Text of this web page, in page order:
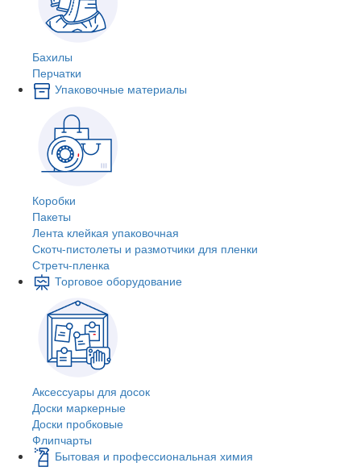
Бахилы
Перчатки
Упаковочные материалы
Коробки
Пакеты
Лента клейкая упаковочная
Скотч-пистолеты и размотчики для пленки
Стретч-пленка
Торговое оборудование
Аксессуары для досок
Доски маркерные
Доски пробковые
Флипчарты
Бытовая и профессиональная химия